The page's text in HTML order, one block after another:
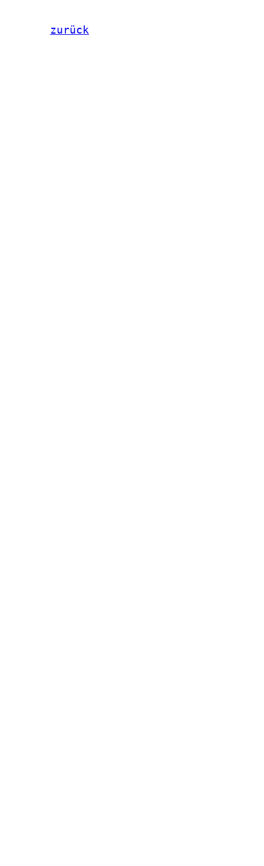
zurück